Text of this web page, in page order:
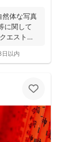
然体な写真
に関して
エストの
日以内